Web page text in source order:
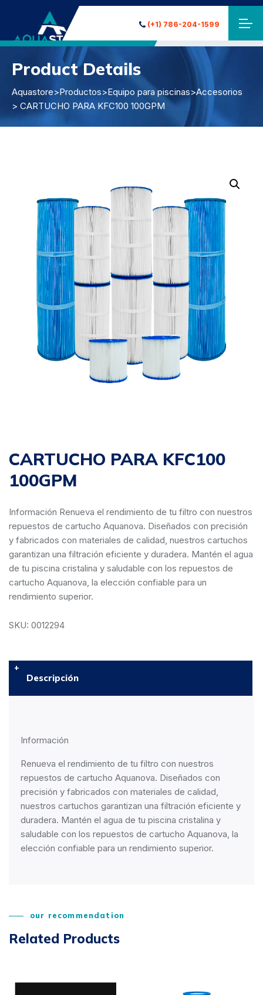
(+1) 786-204-1599
Product Details
Aquastore>Productos>Equipo para piscinas>Accesorios
> CARTUCHO PARA KFC100 100GPM
CARTUCHO PARA KFC100
100GPM
Información Renueva el rendimiento de tu filtro con nuestros
repuestos de cartucho Aquanova. Diseñados con precisión
y fabricados con materiales de calidad, nuestros cartuchos
garantizan una filtración eficiente y duradera. Mantén el agua
de tu piscina cristalina y saludable con los repuestos de
cartucho Aquanova, la elección confiable para un
rendimiento superior.
SKU: 0012294
Descripción
Información
Renueva el rendimiento de tu filtro con nuestros
repuestos de cartucho Aquanova. Diseñados con
precisión y fabricados con materiales de calidad,
nuestros cartuchos garantizan una filtración eficiente y
duradera. Mantén el agua de tu piscina cristalina y
saludable con los repuestos de cartucho Aquanova, la
elección confiable para un rendimiento superior.
our recommendation
Related Products